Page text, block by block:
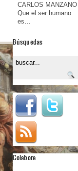
CARLOS MANZANO
Que el ser humano
es…
Búsquedas
Colabora